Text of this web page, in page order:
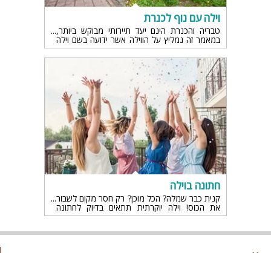
וילה עם נוף לכנרת
טבריה והכנרת הינם יעד תיירותי מבוקש ביותר,
במאמר זה נמליץ על הווילה אשר ידועה בשם וילה
עם נוף בכנרת והגולן, ומזמנת לכל מי שמעוניין
לקבל נופש מיוחד במינו – פשוט חופשה נפלאה
חתונה בוילה
קנית כבר שמלה? הכל מוכן? רק חסר מקום לשבור
את הכוס! וילה יוקרתית תתאים בדיוק לחתונה
שלכם. את הכלה מעוניינת להתפנק במקום רגוע
אז הינה הגעתם לעמק השווה וילה לחתונה!